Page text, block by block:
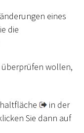
eines
die
überprüfen wollen,
in der
Sie dann auf